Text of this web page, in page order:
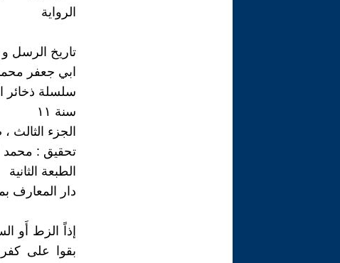
الرواية
تاريخ الرسل و
ابي جعفر
سلسلة ذخائر
سنة ١١
الجزء الثالث ،
تحقيق : محمد
الطبعة الثانية
دار المعارف
إذاً الزط أَو
بقوا على